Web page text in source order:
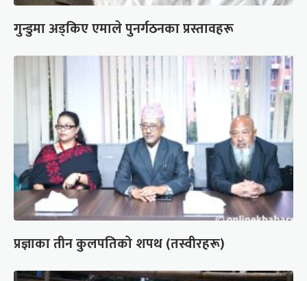
गुन्डुमा अड्किए एमाले पुनर्गठनका प्रस्तावहरू
प्रज्ञाका तीन कुलपतिको शपथ (तस्वीरहरू)